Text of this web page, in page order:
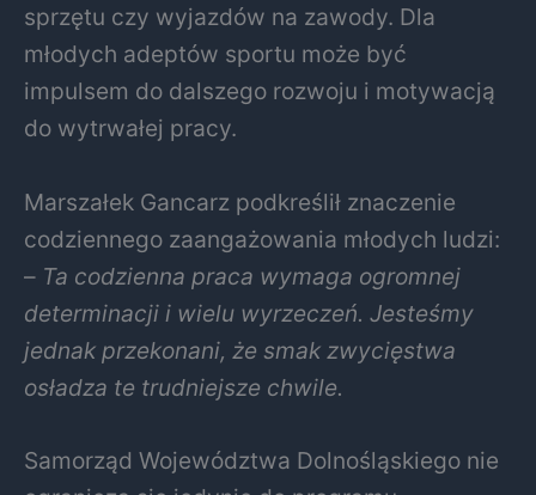
sprzętu czy wyjazdów na zawody. Dla
młodych adeptów sportu może być
impulsem do dalszego rozwoju i motywacją
do wytrwałej pracy.
Marszałek Gancarz podkreślił znaczenie
codziennego zaangażowania młodych ludzi:
– Ta codzienna praca wymaga ogromnej
determinacji i wielu wyrzeczeń. Jesteśmy
jednak przekonani, że smak zwycięstwa
osładza te trudniejsze chwile.
Samorząd Województwa Dolnośląskiego nie